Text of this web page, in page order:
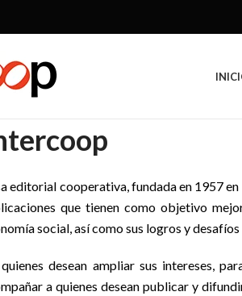
editorial cooperativa, fundada en 1957
que tienen como objetivo
social, así como sus logros y
desean ampliar sus intereses,
a quienes desean publicar y